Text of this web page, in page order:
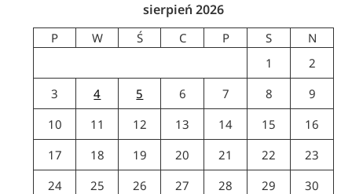
sierpień 2026
P W Ś C P S
N
1
2
3
4 5 6 7 8
9
10
11 12 13 14 15
16
17
18 19 20 21 22
23
24
25 26 27 28 29 30